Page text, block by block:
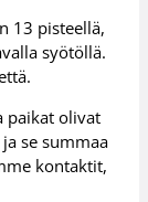
13 pisteellä,
syötöllä.
paikat olivat
se summaa
kontaktit,